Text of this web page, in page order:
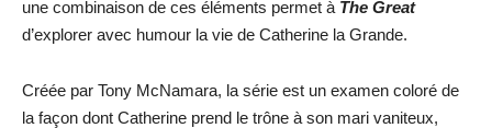
une combinaison de ces éléments permet à The Great
d’explorer avec humour la vie de Catherine la Grande.
Créée par Tony McNamara, la série est un examen coloré de
la façon dont Catherine prend le trône à son mari vaniteux,